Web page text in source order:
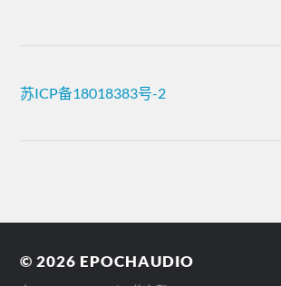
苏ICP备18018383号-2
© 2026 EPOCHAUDIO